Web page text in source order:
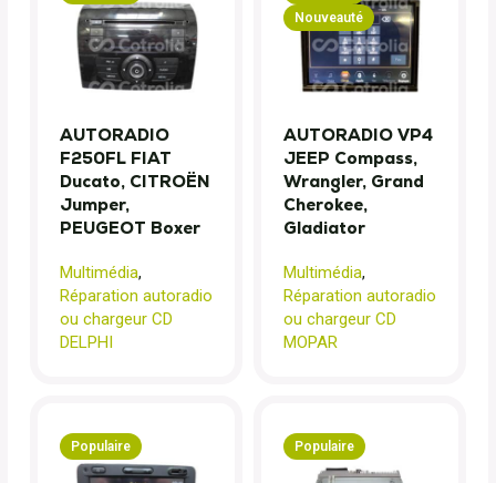
AUTORADIO
F250FL FIAT
Ducato, CITROËN
Jumper,
PEUGEOT Boxer
Multimédia,
Réparation autoradio
ou chargeur CD
DELPHI
Nouveauté
AUTORADIO VP4
JEEP Compass,
Wrangler, Grand
Cherokee,
Gladiator
Multimédia,
Réparation autoradio
ou chargeur CD
MOPAR
Populaire Populaire